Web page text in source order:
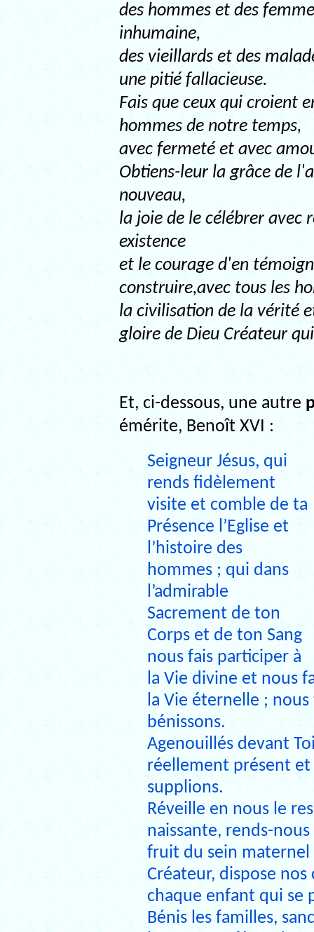
des hommes et des
inhumaine,
des vieillards et des
une pitié fallacieuse.
Fais que ceux qui croient
hommes de notre temps,
avec fermeté et avec
Obtiens-leur la grâce de
nouveau,
la joie de le célébrer avec
existence
et le courage d'en
construire,avec tous les
la civilisation de la vérité
gloire de Dieu Créateur
Et, ci-dessous, une autre
émérite, Benoît XVI :
Seigneur Jésus, qui
rends fidèlement
visite et comble de ta
Présence l’Eglise et
l’histoire des
hommes ; qui dans
l’admirable
Sacrement de ton
Corps et de ton Sang
nous fais participer à
la Vie divine et nous
la Vie éternelle ;
bénissons.
Agenouillés devant
réellement présent
supplions.
Réveille en nous le
naissante, rends-nous
fruit du sein
Créateur, dispose
chaque enfant qui se
Bénis les familles,